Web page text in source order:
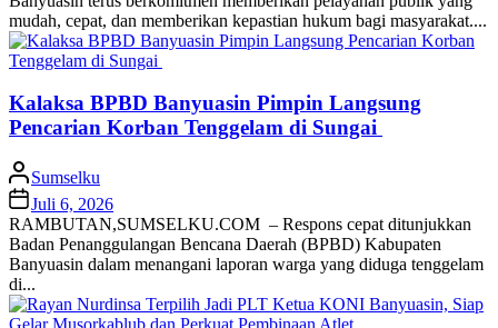
mudah, cepat, dan memberikan kepastian hukum bagi masyarakat....
Kalaksa BPBD Banyuasin Pimpin Langsung
Pencarian Korban Tenggelam di Sungai
Sumselku
Juli 6, 2026
RAMBUTAN,SUMSELKU.COM – Respons cepat ditunjukkan
Badan Penanggulangan Bencana Daerah (BPBD) Kabupaten
Banyuasin dalam menangani laporan warga yang diduga tenggelam
di...